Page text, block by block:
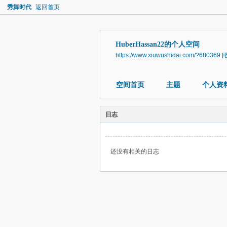
秀舞时代 返回首页
HuberHassan22的个人空间
https://www.xiuwushidai.com/?680369 [
空间首页 主题 个人资
日志
还没有相关的日志